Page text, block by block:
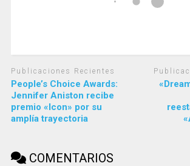
Publicaciones Recientes
People’s Choice Awards:
Jennifer Aniston recibe
premio «Icon» por su
amplía trayectoria
COMENTARIOS